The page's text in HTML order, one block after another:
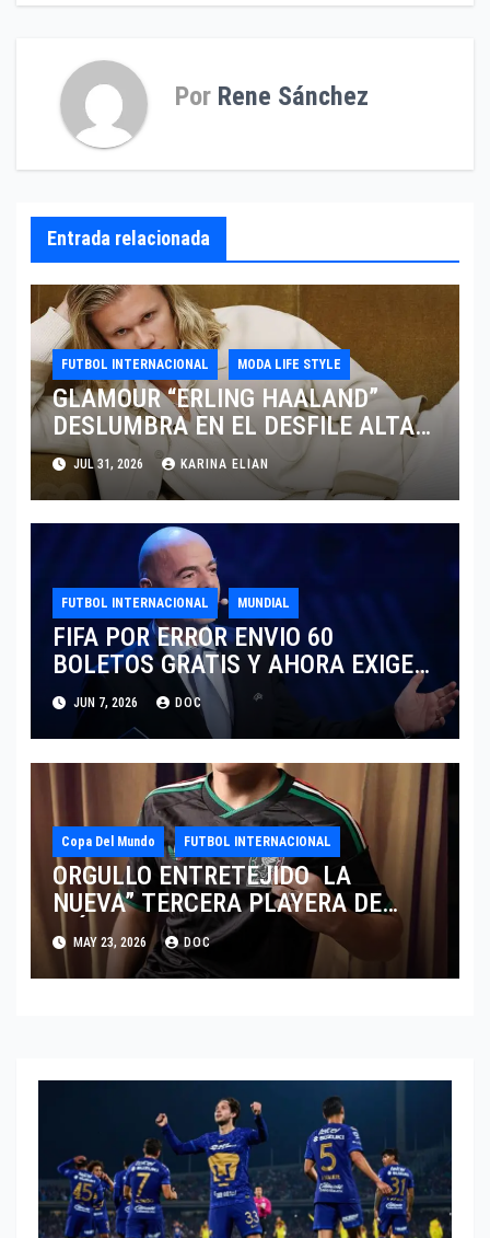
Por Rene Sánchez
Entrada relacionada
FUTBOL INTERNACIONAL MODA LIFE STYLE
GLAMOUR “ERLING HAALAND”
DESLUMBRA EN EL DESFILE ALTA
SARTORIA DE DOLCE & GABBANA
TRAS EL MUNDIAL 2026
JUL 31, 2026 KARINA ELIAN
FUTBOL INTERNACIONAL MUNDIAL
FIFA POR ERROR ENVIO 60
BOLETOS GRATIS Y AHORA EXIGE
COBRO.
JUN 7, 2026 DOC
Copa Del Mundo FUTBOL INTERNACIONAL
ORGULLO ENTRETEJIDO LA
NUEVA” TERCERA PLAYERA DE
MÉXICO” INGRESA AL ARCHIVO
HISTÓRICO DE ADIDAS EN
ALEMANIA
MAY 23, 2026 DOC